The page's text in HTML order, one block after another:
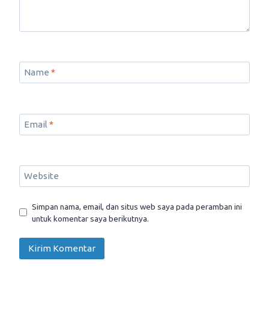
Name *
Email *
Website
Simpan nama, email, dan situs web saya pada peramban ini
untuk komentar saya berikutnya.